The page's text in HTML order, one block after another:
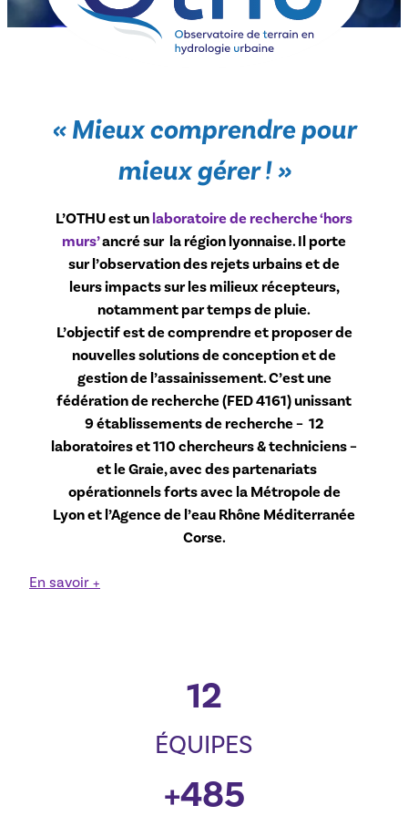
« Mieux comprendre pour
mieux gérer ! »
L’OTHU est unlaboratoire de recherche ‘hors
murs’ancré sur la région lyonnaise. Il porte
sur l’observation des rejets urbains et de
leurs impacts sur les milieux récepteurs,
notamment par temps de pluie.
L’objectif est de comprendre et proposer de
nouvelles solutions de conception et de
gestion de l’assainissement. C’est une
fédération de recherche (FED 4161) unissant
9 établissements de recherche – 12
laboratoires et 110 chercheurs & techniciens –
et le Graie, avec des partenariats
opérationnels forts avec la Métropole de
Lyon et l’Agence de l’eau Rhône Méditerranée
Corse.
En savoir +
12
ÉQUIPES
+485